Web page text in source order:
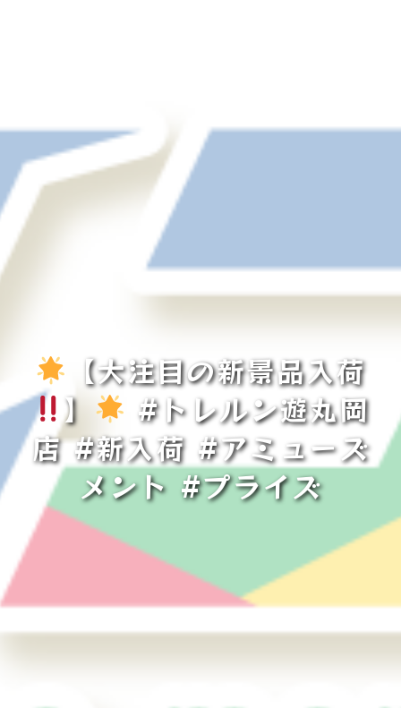
【大注目の新景品入荷
】
#トレルン遊丸岡
店 #新入荷 #アミューズ
メント #プライズ